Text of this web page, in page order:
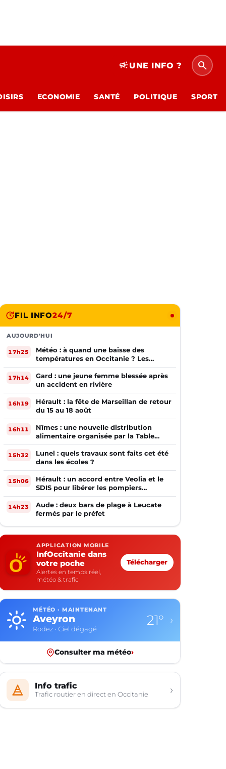
campaignUNE INFO ? search
ECONOMIE SANTÉ POLITIQUE SPORT
FIL INFO24/7
AUJOURD'HUI
17h25
Météo : à quand une baisse des
températures en Occitanie ? Les
prévisions
17h14
Gard : une jeune femme blessée après
un accident en rivière
16h19
Hérault : la fête de Marseillan de retour
du 15 au 18 août
16h11
Nîmes : une nouvelle distribution
alimentaire organisée par la Table
Ouverte
15h32
Lunel : quels travaux sont faits cet été
dans les écoles ?
15h06
Hérault : un accord entre Veolia et le
SDIS pour libérer les pompiers
volontaires
14h23
Aude : deux bars de plage à Leucate
fermés par le préfet
APPLICATION MOBILE
InfOccitanie dans
votre poche
Alertes en temps réel,
météo & trafic
Télécharger
MÉTÉO · MAINTENANT
Aveyron
Rodez · Ciel dégagé
21° ›
Consulter ma météo›
Info trafic
Trafic routier en direct en Occitanie ›